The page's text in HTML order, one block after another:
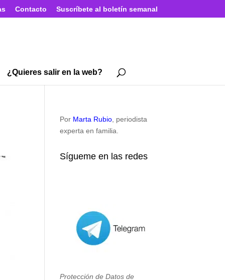
Contacto Suscríbete al boletín semanal
¿Quieres salir en la web?
Por Marta Rubio , periodista
experta en familia.
Sígueme en las redes
Protección de Datos de